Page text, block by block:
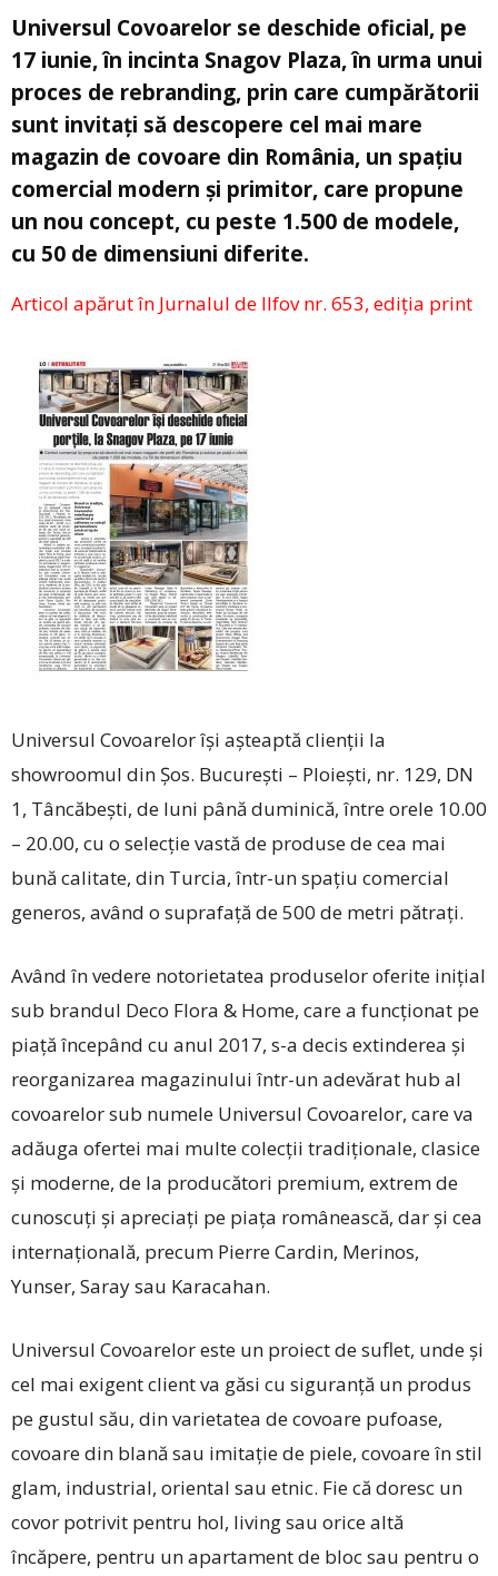
Universul Covoarelor se deschide oficial, pe
17 iunie, în incinta Snagov Plaza, în urma unui
proces de rebranding, prin care cumpărătorii
sunt invitați să descopere cel mai mare
magazin de covoare din România, un spațiu
comercial modern și primitor, care propune
un nou concept, cu peste 1.500 de modele,
cu 50 de dimensiuni diferite.
Articol apărut în Jurnalul de Ilfov nr. 653, ediția print
Universul Covoarelor își așteaptă clienții la
showroomul din Șos. București – Ploiești, nr. 129, DN
1, Tâncăbești, de luni până duminică, între orele 10.00
– 20.00, cu o selecție vastă de produse de cea mai
bună calitate, din Turcia, într-un spațiu comercial
generos, având o suprafață de 500 de metri pătrați.
Având în vedere notorietatea produselor oferite inițial
sub brandul ­Deco Flora & Home, care a funcționat pe
piață începând cu anul 2017, s-a decis extinderea și
reorganizarea magazinului ­într-un adevărat hub al
covoarelor sub numele Universul Covoarelor, care va
adăuga ofertei mai multe colecții tradiționale, clasice
și moderne, de la producători premium, extrem de
cunoscuți și apreciați pe piața românească, dar și cea
internațională, precum Pierre Cardin, Merinos,
Yunser, Saray sau Karacahan.
Universul Covoarelor este un proiect de suflet, unde și
cel mai exigent client va găsi cu siguranță un produs
pe gustul său, din varietatea de covoare pufoase,
covoare din blană sau imitație de piele, covoare în stil
glam, industrial, oriental sau etnic. Fie că doresc un
covor potrivit pentru hol, living sau orice altă
încăpere, pentru un apartament de bloc sau pentru o